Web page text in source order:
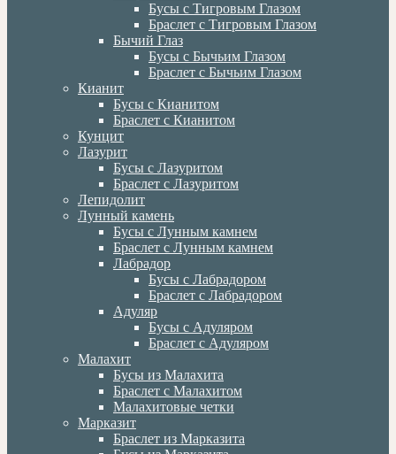
Бусы с Тигровым Глазом
Браслет с Тигровым Глазом
Бычий Глаз
Бусы с Бычьим Глазом
Браслет с Бычьим Глазом
Кианит
Бусы с Кианитом
Браслет с Кианитом
Кунцит
Лазурит
Бусы с Лазуритом
Браслет с Лазуритом
Лепидолит
Лунный камень
Бусы с Лунным камнем
Браслет с Лунным камнем
Лабрадор
Бусы с Лабрадором
Браслет с Лабрадором
Адуляр
Бусы с Адуляром
Браслет с Адуляром
Малахит
Бусы из Малахита
Браслет с Малахитом
Малахитовые четки
Марказит
Браслет из Марказита